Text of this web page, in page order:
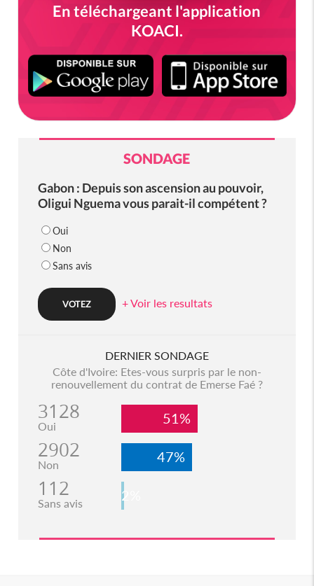
En téléchargeant l'application
KOACI.
SONDAGE
Gabon : Depuis son ascension au pouvoir,
Oligui Nguema vous parait-il compétent ?
Oui
Non
Sans avis
+ Voir les resultats
DERNIER SONDAGE
Côte d'Ivoire: Etes-vous surpris par le non-
renouvellement du contrat de Emerse Faé ?
3128
Oui 51%
2902
Non 47%
112
Sans avis 2%